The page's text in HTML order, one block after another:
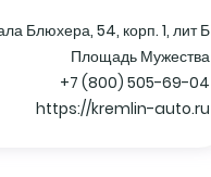
Блюхера, 54, корп. 1, лит Б
Площадь Мужества
+7 (800) 505-69-04
https://kremlin-auto.ru